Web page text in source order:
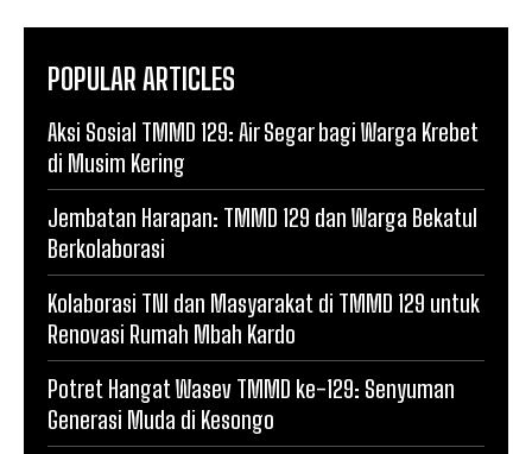
POPULAR ARTICLES
Aksi Sosial TMMD 129: Air Segar bagi Warga Krebet
di Musim Kering
Jembatan Harapan: TMMD 129 dan Warga Bekatul
Berkolaborasi
Kolaborasi TNI dan Masyarakat di TMMD 129 untuk
Renovasi Rumah Mbah Kardo
Potret Hangat Wasev TMMD ke-129: Senyuman
Generasi Muda di Kesongo